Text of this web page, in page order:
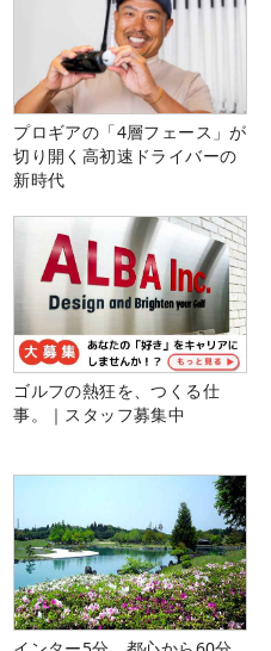
プロギアの「4層フェース」が
切り開く高初速ドライバーの
新時代
ゴルフの熱狂を、つくる仕
事。｜スタッフ募集中